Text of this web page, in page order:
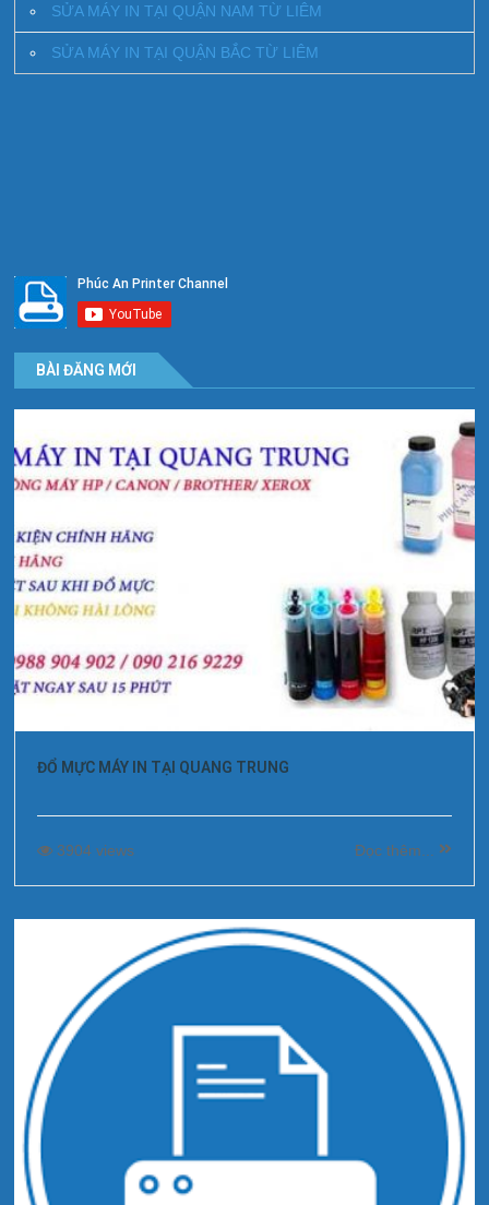
SỬA MÁY IN TẠI QUẬN NAM TỪ LIÊM
SỬA MÁY IN TẠI QUẬN BẮC TỪ LIÊM
BÀI ĐĂNG MỚI
ĐỔ MỰC MÁY IN TẠI QUANG TRUNG
3904 views Đọc thêm...